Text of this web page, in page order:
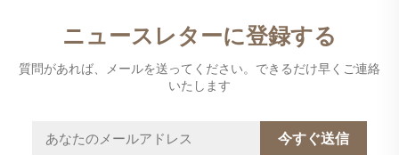
ニュースレターに登録する
質問があれば、メールを送ってください。できるだけ早くご連絡
いたします
今すぐ送信